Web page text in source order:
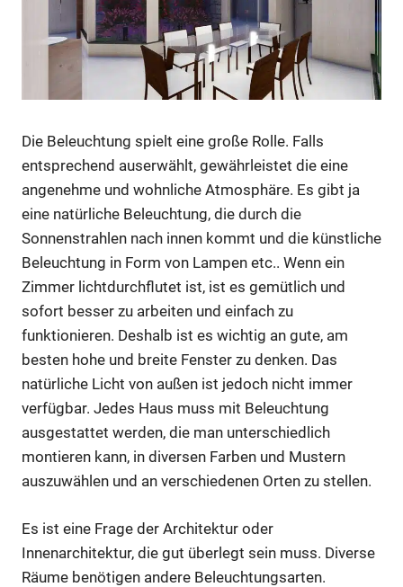
Die Beleuchtung spielt eine große Rolle. Falls
entsprechend auserwählt, gewährleistet die eine
angenehme und wohnliche Atmosphäre. Es gibt ja
eine natürliche Beleuchtung, die durch die
Sonnenstrahlen nach innen kommt und die künstliche
Beleuchtung in Form von Lampen etc.. Wenn ein
Zimmer lichtdurchflutet ist, ist es gemütlich und
sofort besser zu arbeiten und einfach zu
funktionieren. Deshalb ist es wichtig an gute, am
besten hohe und breite Fenster zu denken. Das
natürliche Licht von außen ist jedoch nicht immer
verfügbar. Jedes Haus muss mit Beleuchtung
ausgestattet werden, die man unterschiedlich
montieren kann, in diversen Farben und Mustern
auszuwählen und an verschiedenen Orten zu stellen.
Es ist eine Frage der Architektur oder
Innenarchitektur, die gut überlegt sein muss. Diverse
Räume benötigen andere Beleuchtungsarten.